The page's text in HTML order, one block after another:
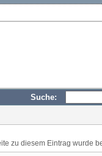
Suche:
zu diesem Eintrag wurde